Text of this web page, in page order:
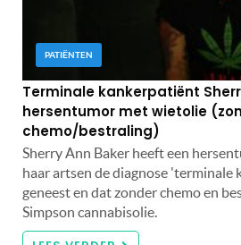
PATIËNTEN
Terminale kankerpatiënt
hersentumor met wietolie
chemo/bestraling)
Sherry Ann Baker heeft een
haar artsen de diagnose 'terminale
geneest en dat zonder chemo en
Simpson cannabisolie.